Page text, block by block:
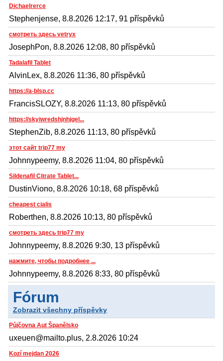
Dichaelrerce
Stephenjense, 8.8.2026 12:17, 91 příspěvků
смотреть здесь vetryx
JosephPon, 8.8.2026 12:08, 80 příspěvků
Tadalafil Tablet
AlvinLex, 8.8.2026 11:36, 80 příspěvků
https://a-blsp.cc
FrancisSLOZY, 8.8.2026 11:13, 80 příspěvků
https://skyiwredshjnhjgel...
StephenZib, 8.8.2026 11:13, 80 příspěvků
этот сайт trip77 my
Johnnypeemy, 8.8.2026 11:04, 80 příspěvků
Sildenafil Citrate Tablet...
DustinViono, 8.8.2026 10:18, 68 příspěvků
cheapest cialis
Roberthen, 8.8.2026 10:13, 80 příspěvků
смотреть здесь trip77 my
Johnnypeemy, 8.8.2026 9:30, 13 příspěvků
нажмите, чтобы подробнее ...
Johnnypeemy, 8.8.2026 8:33, 80 příspěvků
Fórum
Zobrazit všechny příspěvky
Půjčovna Aut Španělsko
uxeuen@mailto.plus, 2.8.2026 10:24
Kozí mejdan 2026